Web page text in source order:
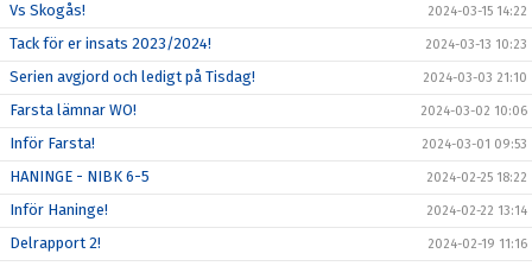
Vs Skogås! 2024-03-15 14:22
Tack för er insats 2023/2024! 2024-03-13 10:23
Serien avgjord och ledigt på Tisdag! 2024-03-03 21:10
Farsta lämnar WO! 2024-03-02 10:06
Inför Farsta! 2024-03-01 09:53
HANINGE - NIBK 6-5 2024-02-25 18:22
Inför Haninge! 2024-02-22 13:14
Delrapport 2! 2024-02-19 11:16